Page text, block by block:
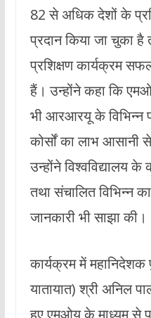
82 से अधिक देशों के
प्रदान किया जा चुका
प्रशिक्षण कार्यक्रम
हैं। उन्होंने कहा कि
भी आरआरयू के विभिन्न
कोर्सों का लाभ आसानी
उन्होंने विश्वविद्यालय के
तथा संचालित विभिन्न
जानकारी भी साझा की।
कार्यक्रम में महानिदेशक
यातायात) श्री अनिल